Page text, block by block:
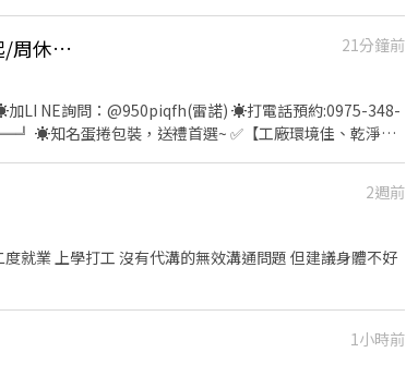
路一段353號 大雅民生店：台中市大雅區民生路四段40號
惠
路327號 豐原圓環店：台中市豐原區圓環東路315號 北
中市北區太原路一段478-3號 台中梅亭店：台中市北區梅
：台中市北區錦中街16號 台中篤行店：台中市北區篤行
區中清路一段647號 西區 台中華美 - 智取
：台中市西區南屯路一段6號 台中忠誠店：台中市西區忠
區忠勇路71-6號 南屯黎明三店：台中市南屯區黎明路一
區大墩路37號 南屯黎明店：台中市南屯區黎明路二段
號 南區 台中復興 - 智取店：台中
- 智取店：台中市南區國光路69號 台中樹德店：台中市
：台中市北屯區東山路一段283號 台中北屯 - 智取店：台
段181號 北屯松竹店：台中市北屯區松竹路二段227號 北
店：台中市西屯區逢
德店：台中市西屯區西屯路二段42號 西屯何厝店：台中
永福店：台中市西屯區永福路27號 西屯福星店：台中市
路一段353號 大雅民生店：台中市大雅區民生路四段40號
路327號 豐原圓環店：台中市豐原區圓環東路315號 北
中市北區太原路一段478-3號 台中梅亭店：台中市北區梅
：台中市北區錦中街16號 台中篤行店：台中市北區篤行
：台中市西區南屯路一段6號 台中忠誠店：台中市西區忠
【青鳥旅行蛋捲包裝】⭐短期到9/18⭐ ((✦時薪$200起/周休六日✦)
21分鐘前
蛋捲包裝，送禮首選~ ✅【工廠環境佳、乾淨明
【$35,200起】 ▶加班費另計，可達【$45,000起】 - 【休
午休息60分 【發薪制度】：次月10號；可周預支
、勞退6％ ❸. 到職滿3個月享三節禮金或禮品
快速選擇找雷諾Reno▶ ☑ E-mail：reno@i-can.tw
截圖職缺+求職者姓名+電話➪完成預約
2週前
就業 上學打工 沒有代溝的無效溝通問題 但建議身體不好
1小時前